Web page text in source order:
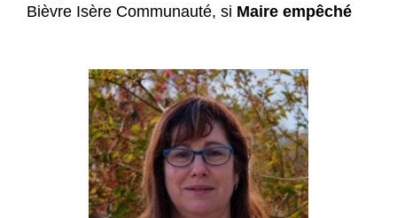
Bièvre Isère Communauté, si Maire empêché